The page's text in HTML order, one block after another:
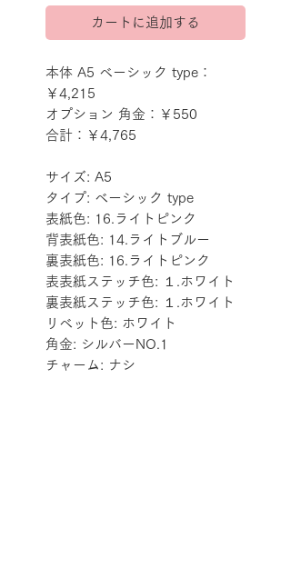
カートに追加する
本体 A5 ベーシック type：
￥4,215
オプション 角金：￥550
合計：￥4,765
サイズ: A5
タイプ: ベーシック type
表紙色: 16.ライトピンク
背表紙色: 14.ライトブルー
裏表紙色: 16.ライトピンク
表表紙ステッチ色: １.ホワイト
裏表紙ステッチ色: １.ホワイト
リベット色: ホワイト
角金: シルバーNO.1
チャーム: ナシ